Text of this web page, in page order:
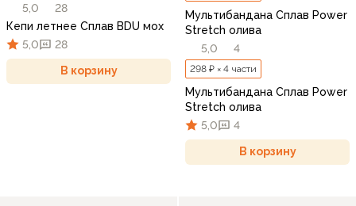
5,0
28
Кепи летнее Сплав BDU мох
5,0
28
В корзину
Мультибандана Сплав Power
Stretch олива
5,0
4
298 ₽ × 4 части
Мультибандана Сплав Power
Stretch олива
5,0
4
В корзину